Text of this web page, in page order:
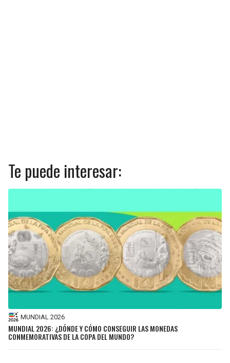
Te puede interesar:
MUNDIAL 2026
MUNDIAL 2026: ¿DÓNDE Y CÓMO CONSEGUIR LAS MONEDAS
CONMEMORATIVAS DE LA COPA DEL MUNDO?